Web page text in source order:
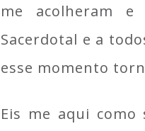
me acolheram
Sacerdotal e a
esse momento
Eis me aqui